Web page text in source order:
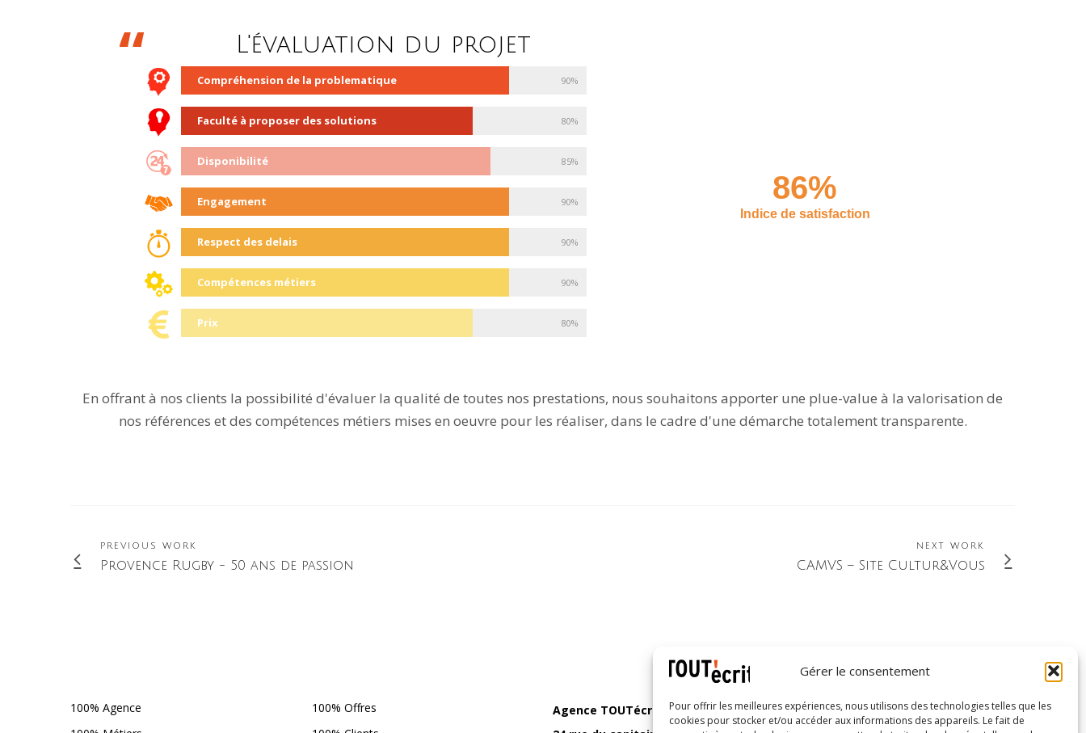
Gérer le consentement
Pour offrir les meilleures expériences, nous utilisons des technologies telles que les
cookies pour stocker et/ou accéder aux informations des appareils. Le fait de
L'évaluation du projet
Compréhension de la problematique 90%
Faculté à proposer des solutions 80%
Disponibilité 85%
Engagement 90%
Respect des delais 90%
Compétences métiers 90%
Prix 80%
86%
Indice de satisfaction
En offrant à nos clients la possibilité d'évaluer la qualité de toutes nos prestations, nous souhaitons apporter une plue-value à la valorisation de
nos références et des compétences métiers mises en oeuvre pour les réaliser, dans le cadre d'une démarche totalement transparente.
PREVIOUS WORK
Provence Rugby - 50 ans de passion
NEXT WORK
CAMVS – Site Cultur&Vous
100% Agence
100% Offres
Agence TOUTécrit
Inscrivez-vous à notre newsletter